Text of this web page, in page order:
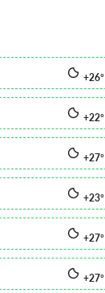
+26°
+22°
+27°
+23°
+27°
+27°